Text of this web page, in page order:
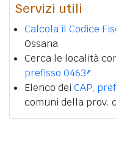
Servizi utili
Calcola il Codice
Ossana
Cerca le località
prefisso 0463
Elenco dei CAP,
comuni della prov.